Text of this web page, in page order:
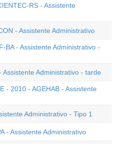
RS - Assistente
- Assistente Administrativo
BA - Assistente Administrativo -
Administrativo - tarde
- 2010 - AGEHAB - Assistente
Administrativo - Tipo 1
- Assistente Administrativo